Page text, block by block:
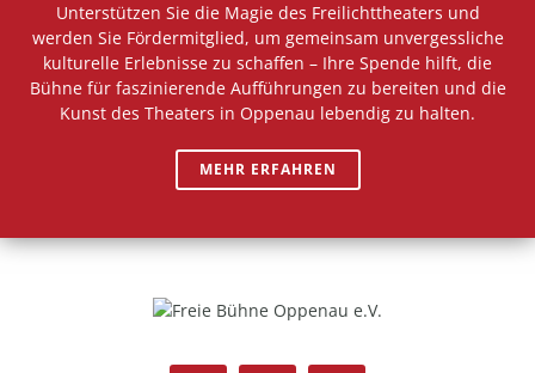
Unterstützen Sie die Magie des Freilichttheaters und
werden Sie Fördermitglied, um gemeinsam unvergessliche
kulturelle Erlebnisse zu schaffen – Ihre Spende hilft, die
Bühne für faszinierende Aufführungen zu bereiten und die
Kunst des Theaters in Oppenau lebendig zu halten.
MEHR ERFAHREN